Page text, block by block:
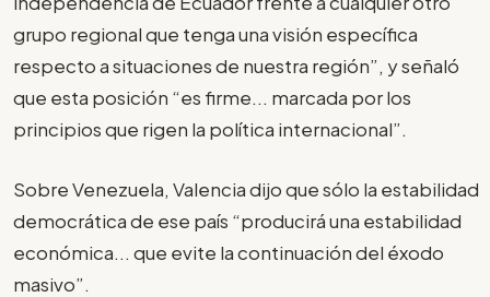
grupo regional que tenga una visión específica
respecto a situaciones de nuestra región”, y señaló
que esta posición “es firme... marcada por los
principios que rigen la política internacional”.
Sobre Venezuela, Valencia dijo que sólo la estabilidad
democrática de ese país “producirá una estabilidad
económica... que evite la continuación del éxodo
masivo”.